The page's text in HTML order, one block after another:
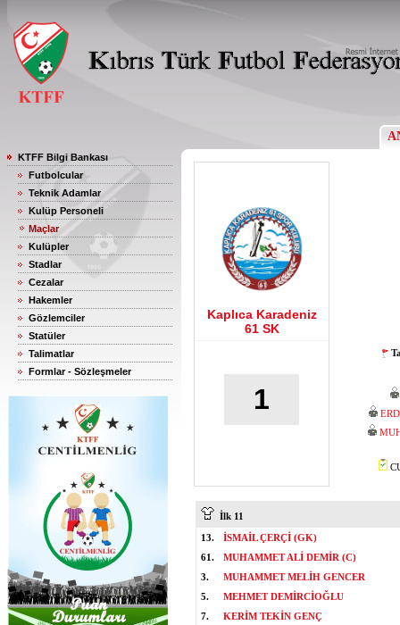
KTFF Bilgi Bankası
Futbolcular
Teknik Adamlar
Kulüp Personeli
Maçlar
Kulüpler
Stadlar
Cezalar
Hakemler
Gözlemciler
Statüler
Talimatlar
Formlar - Sözleşmeler
Kaplıca Karadeniz
61 SK
1
İlk 11
13.
İSMAİL ÇERÇİ (GK)
61.
MUHAMMET ALİ DEMİR (C)
3.
MUHAMMET MELİH GENCER
5.
MEHMET DEMİRCİOĞLU
7.
KERİM TEKİN GENÇ